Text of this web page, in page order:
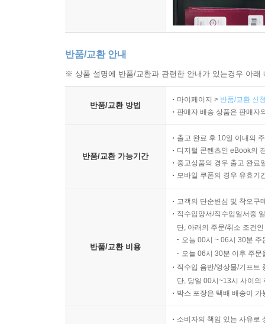
반품/교환 안내
※ 상품 설명에 반품/교환과 관련한 안내가 있는경우 아
반품/교환 방법
마이페이지 > 반품/교환 신
판매자 배송 상품은 판매자
반품/교환 가능기간
출고 완료 후 10일 이내의
디지털 콘텐츠인 eBook의
중고상품의 경우 출고 완료
모바일 쿠폰의 경우 유효기
반품/교환 비용
고객의 단순변심 및 착오구
직수입양서/직수입일서중
단, 아래의 주문/취소 조건
오늘 00시 ~ 06시 30분
오늘 06시 30분 이후 주
직수입 음반/영상물/기프트
단, 당일 00시~13시 사이의
박스 포장은 택배 배송이
소비자의 책임 있는 사유로